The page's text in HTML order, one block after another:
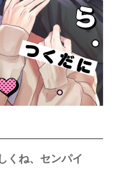
くね、センパイ